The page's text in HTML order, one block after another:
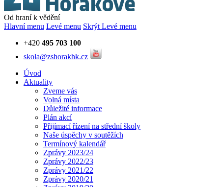
Od hraní k vědění
Hlavní menu Levé menu Skrýt Levé menu
+420 495 703 100
skola@zshorakhk.cz
Úvod
Aktuality
Zveme vás
Volná místa
Důležité informace
Plán akcí
Přijímací řízení na střední školy
Naše úspěchy v soutěžích
Termínový kalendář
Zprávy 2023/24
Zprávy 2022/23
Zprávy 2021/22
Zprávy 2020/21